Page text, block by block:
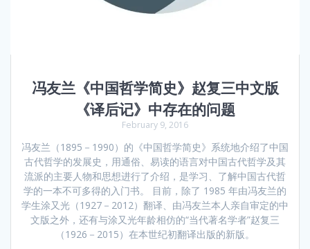
冯友兰《中国哲学简史》赵复三中文版
《译后记》中存在的问题
February 9, 2016
冯友兰（1895－1990）的《中国哲学简史》系统地介绍了中国
古代哲学的发展史，用通俗、易读的语言对中国古代哲学及其
流派的主要人物和思想进行了介绍，是学习、了解中国古代哲
学的一本不可多得的入门书。 目前，除了 1985 年由冯友兰的
学生涂又光（1927－2012）翻译、由冯友兰本人亲自审定的中
文版之外，还有与涂又光年龄相仿的“当代著名学者”赵复三
（1926－2015）在本世纪初翻译出版的新版。